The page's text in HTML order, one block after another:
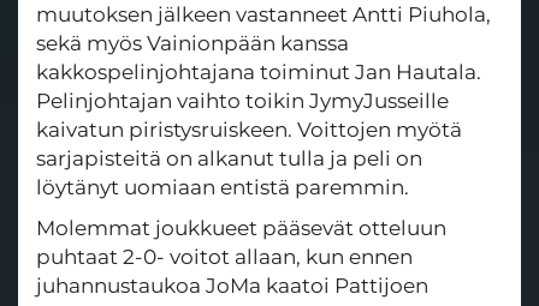
muutoksen jälkeen vastanneet Antti Piuhola,
sekä myös Vainionpään kanssa
kakkospelinjohtajana toiminut Jan Hautala.
Pelinjohtajan vaihto toikin JymyJusseille
kaivatun piristysruiskeen. Voittojen myötä
sarjapisteitä on alkanut tulla ja peli on
löytänyt uomiaan entistä paremmin.
Molemmat joukkueet pääsevät otteluun
puhtaat 2-0- voitot allaan, kun ennen
juhannustaukoa JoMa kaatoi Pattijoen